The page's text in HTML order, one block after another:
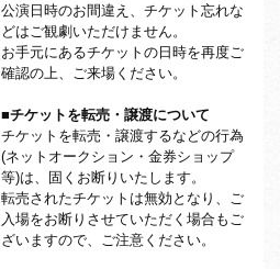
公演日時のお間違え、チケット忘れな
どはご観劇いただけません。
お手元にあるチケットの日時を再度ご
確認の上、ご来場ください。
■チケットを転売・譲渡について
チケットを転売・譲渡するなどの行為
(ネットオークション・金券ショップ
等)は、固くお断りいたします。
転売されたチケットは無効となり、ご
入場をお断りさせていただく場合もご
ざいますので、ご注意ください。